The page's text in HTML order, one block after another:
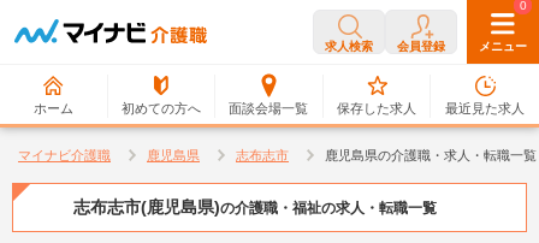
求人検索 会員登録 メニュー
ホーム 初めての方へ 面談会場一覧
0
保存した求人
0
最近見た求人
マイナビ介護職 鹿児島県 志布志市 鹿児島県の介護職・求人・転職一覧
志布志市(鹿児島県)の介護職・福祉の求人・転職一覧